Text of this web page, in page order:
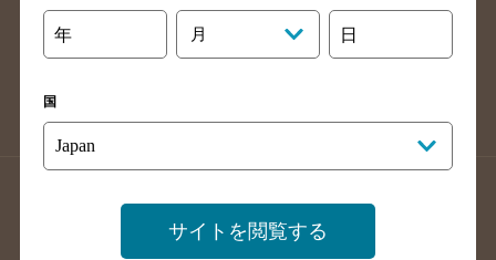
長崎県のバー検索
佐賀県のバー検索
大分県のバー検索
熊本県のバー検索
掲載店舗様ログイン
年 月 日
国
サイトを閲覧する